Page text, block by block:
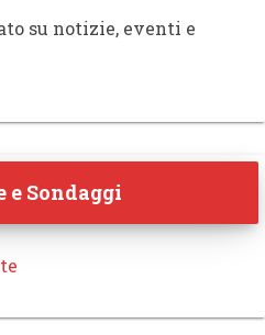
su notizie, eventi e
e Sondaggi